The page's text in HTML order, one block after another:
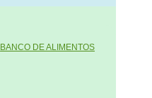
BANCO DE ALIMENTOS